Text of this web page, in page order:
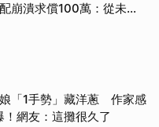
崩潰求償100萬：從未用
「1手勢」藏洋蔥 作家感
網友：這攤很久了